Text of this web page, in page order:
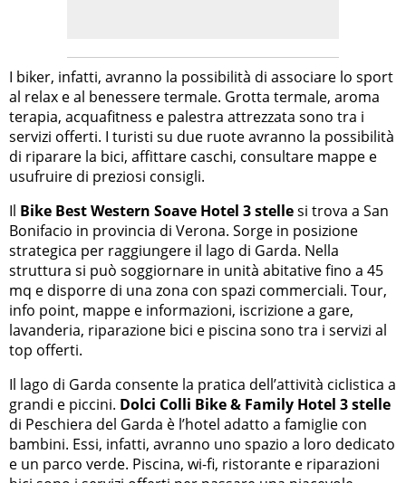
I biker, infatti, avranno la possibilità di associare lo sport
al relax e al benessere termale. Grotta termale, aroma
terapia, acquafitness e palestra attrezzata sono tra i
servizi offerti. I turisti su due ruote avranno la possibilità
di riparare la bici, affittare caschi, consultare mappe e
usufruire di preziosi consigli.
Il Bike Best Western Soave Hotel 3 stellesi trova a San
Bonifacio in provincia di Verona. Sorge in posizione
strategica per raggiungere il lago di Garda. Nella
struttura si può soggiornare in unità abitative fino a 45
mq e disporre di una zona con spazi commerciali. Tour,
info point, mappe e informazioni, iscrizione a gare,
lavanderia, riparazione bici e piscina sono tra i servizi al
top offerti.
Il lago di Garda consente la pratica dell’attività ciclistica a
grandi e piccini. Dolci Colli Bike & Family Hotel 3 stelle
di Peschiera del Garda è l’hotel adatto a famiglie con
bambini. Essi, infatti, avranno uno spazio a loro dedicato
e un parco verde. Piscina, wi-fi, ristorante e riparazioni